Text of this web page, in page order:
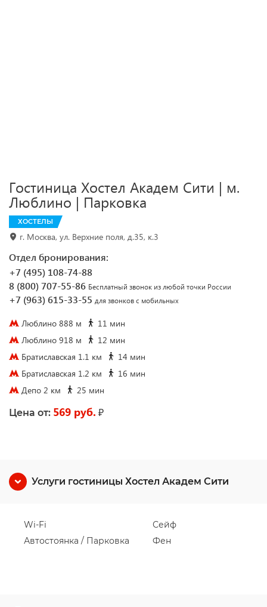
Гостиница Хостел Академ Сити | м.
Люблино | Парковка
ХОСТЕЛЫ
г. Москва, ул. Верхние поля, д.35, к.3
Отдел бронирования:
+7 (495) 108-74-88
8 (800) 707-55-86 Бесплатный звонок из любой точки России
+7 (963) 615-33-55 для звонков с мобильных
Люблино 888 м
11 мин
Люблино 918 м
12 мин
Братиславская 1.1 км
14 мин
Братиславская 1.2 км
16 мин
Депо 2 км
25 мин
Цена от: 569 руб. ₽
Услуги гостиницы Хостел Академ Сити
Wi-Fi
Автостоянка / Парковка
Сейф
Фен